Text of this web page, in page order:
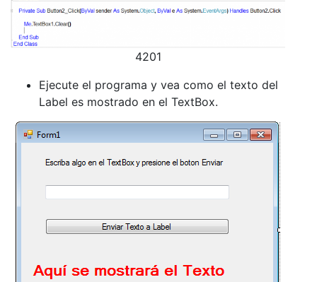
4201
Ejecute el programa y vea como el texto del
Label es mostrado en el TextBox.